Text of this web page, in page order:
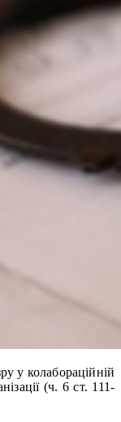
у колабораційній
(ч. 6 ст. 111-